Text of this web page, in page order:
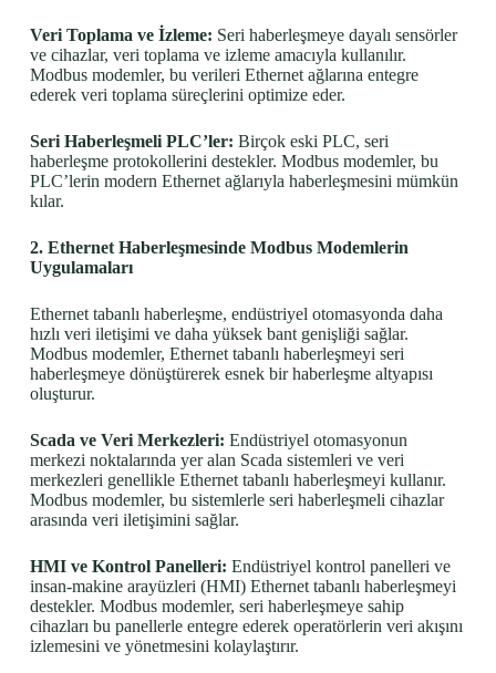
Veri Toplama ve İzleme: Seri haberleşmeye dayalı sensörler
ve cihazlar, veri toplama ve izleme amacıyla kullanılır.
Modbus modemler, bu verileri Ethernet ağlarına entegre
ederek veri toplama süreçlerini optimize eder.
Seri Haberleşmeli PLC’ler: Birçok eski PLC, seri
haberleşme protokollerini destekler. Modbus modemler, bu
PLC’lerin modern Ethernet ağlarıyla haberleşmesini mümkün
kılar.
2. Ethernet Haberleşmesinde Modbus Modemlerin
Uygulamaları
Ethernet tabanlı haberleşme, endüstriyel otomasyonda daha
hızlı veri iletişimi ve daha yüksek bant genişliği sağlar.
Modbus modemler, Ethernet tabanlı haberleşmeyi seri
haberleşmeye dönüştürerek esnek bir haberleşme altyapısı
oluşturur.
Scada ve Veri Merkezleri: Endüstriyel otomasyonun
merkezi noktalarında yer alan Scada sistemleri ve veri
merkezleri genellikle Ethernet tabanlı haberleşmeyi kullanır.
Modbus modemler, bu sistemlerle seri haberleşmeli cihazlar
arasında veri iletişimini sağlar.
HMI ve Kontrol Panelleri: Endüstriyel kontrol panelleri ve
insan-makine arayüzleri (HMI) Ethernet tabanlı haberleşmeyi
destekler. Modbus modemler, seri haberleşmeye sahip
cihazları bu panellerle entegre ederek operatörlerin veri akışını
izlemesini ve yönetmesini kolaylaştırır.